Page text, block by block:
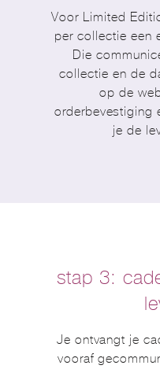
Voor Limited
per collectie een
Die
collectie en de
op de
orderbevestiging
je de
stap 3:
Je ontvangt je
vooraf